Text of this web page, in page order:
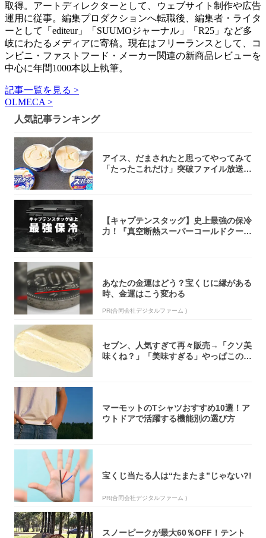
取得。アートディレクターとして、ウェブサイト制作や広告
運用に従事。編集プロダクションへ転職後、編集者・ライタ
ーとして「editeur」「SUUMOジャーナル」「R25」など多
岐にわたるメディアに寄稿。現在はフリーランスとして、コ
ンビニ・ファストフード・メーカー関連の新商品レビューを
中心に年間1000本以上執筆。
記事一覧を見る >
OLMECA >
人気記事ランキング
アイス、だまされたと思ってやってみて
「たったこれだけ」突破ファイル放送で
【キャプテンスタッグ】史上最強の保冷
力！『真空断熱スーパーコールドクーラ
あなたの金運はどう？宝くじに縁がある
時、金運はこう変わる
PR(合同会社デジタルファーム )
セブン、人気すぎて再々販売→「クソ美
味くね？」「美味すぎる」やっぱこのク
マーモットのTシャツおすすめ10選！ア
ウトドアで活躍する機能別の選び方
宝くじ当たる人は“たまたま”じゃない?!
PR(合同会社デジタルファーム )
スノーピークが最大60％OFF！テント